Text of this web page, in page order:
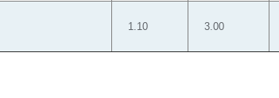
1.10 3.00